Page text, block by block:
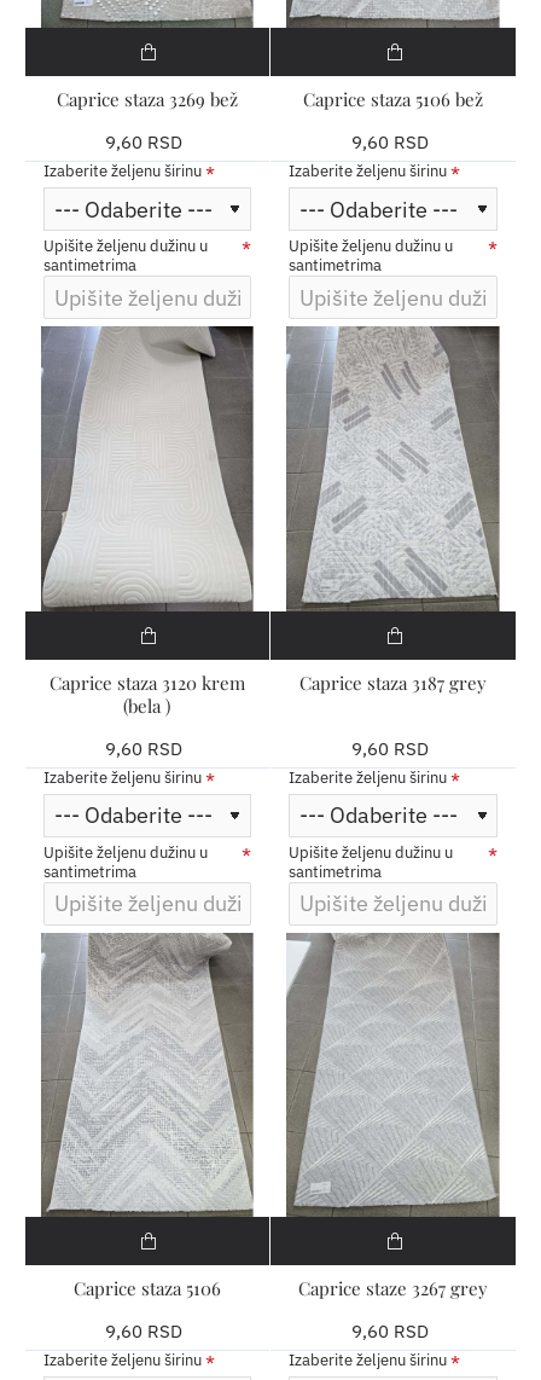
​Caprice staza 3269 bež
9,60 RSD
Izaberite željenu širinu
Upišite željenu dužinu u
santimetrima
​Caprice staza 5106 bež
9,60 RSD
Izaberite željenu širinu
Upišite željenu dužinu u
santimetrima
Caprice staza 3120 krem
(bela )
9,60 RSD
Izaberite željenu širinu
Upišite željenu dužinu u
santimetrima
Caprice staza 3187 grey
9,60 RSD
Izaberite željenu širinu
Upišite željenu dužinu u
santimetrima
​Caprice staza 5106
9,60 RSD
Izaberite željenu širinu
​Caprice staze 3267 grey
9,60 RSD
Izaberite željenu širinu